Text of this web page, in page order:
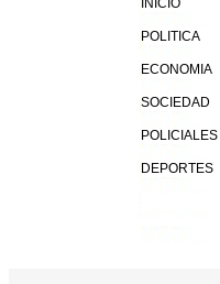
INICIO
POLITICA
ECONOMIA
SOCIEDAD
POLICIALES
DEPORTES